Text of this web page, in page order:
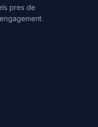
pres de